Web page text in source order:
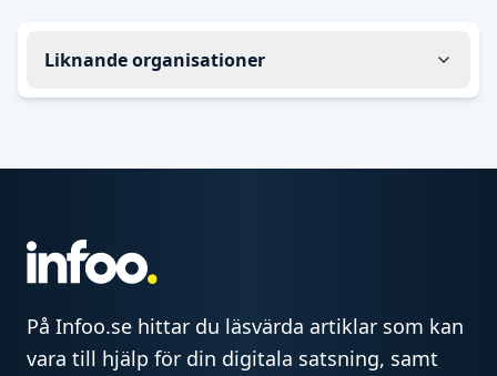
Liknande organisationer
På Infoo.se hittar du läsvärda artiklar som kan
vara till hjälp för din digitala satsning, samt